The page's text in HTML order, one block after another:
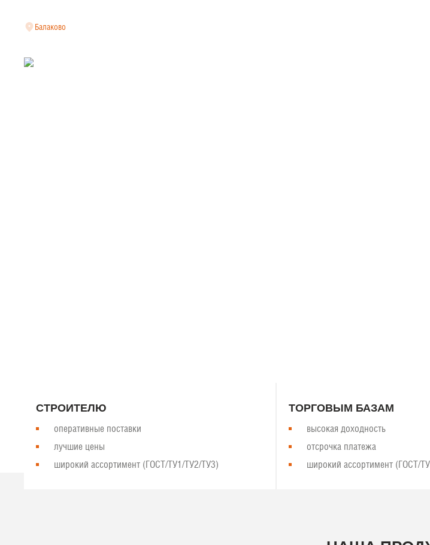
Балаково
СТРОИТЕЛЮ
оперативные поставки
лучшие цены
широкий ассортимент (ГОСТ/ТУ1/ТУ2/ТУ3)
ТОРГОВЫМ БАЗАМ
высокая доходность
отсрочка платежа
широкий ассортимент (ГОСТ/